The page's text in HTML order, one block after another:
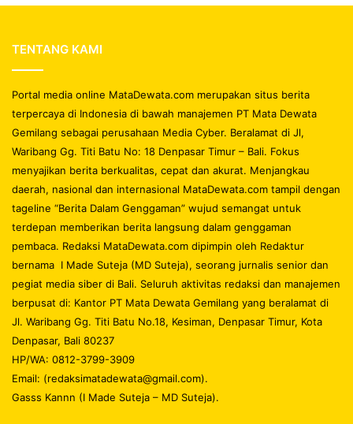
TENTANG KAMI
Portal media online MataDewata.com merupakan situs berita
terpercaya di Indonesia di bawah manajemen PT Mata Dewata
Gemilang sebagai perusahaan Media Cyber. Beralamat di Jl,
Waribang Gg. Titi Batu No: 18 Denpasar Timur – Bali. Fokus
menyajikan berita berkualitas, cepat dan akurat. Menjangkau
daerah, nasional dan internasional MataDewata.com tampil dengan
tageline “Berita Dalam Genggaman” wujud semangat untuk
terdepan memberikan berita langsung dalam genggaman
pembaca. Redaksi MataDewata.com dipimpin oleh Redaktur
bernama I Made Suteja (MD Suteja), seorang jurnalis senior dan
pegiat media siber di Bali. Seluruh aktivitas redaksi dan manajemen
berpusat di: Kantor PT Mata Dewata Gemilang yang beralamat di
Jl. Waribang Gg. Titi Batu No.18, Kesiman, Denpasar Timur, Kota
Denpasar, Bali 80237
HP/WA: 0812-3799-3909
Email: (redaksimatadewata@gmail.com).
Gasss Kannn (I Made Suteja – MD Suteja).